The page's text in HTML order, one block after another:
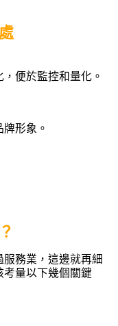
便於監控和量化。
形象。
務業，這邊就再細
考量以下幾個關鍵